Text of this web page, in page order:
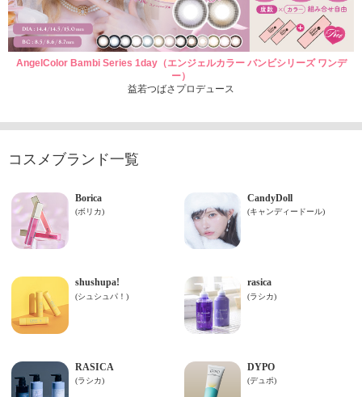
AngelColor Bambi Series 1day（エンジェルカラー バンビシリーズ ワンデ
ー）
益若つばさプロデュース
コスメブランド一覧